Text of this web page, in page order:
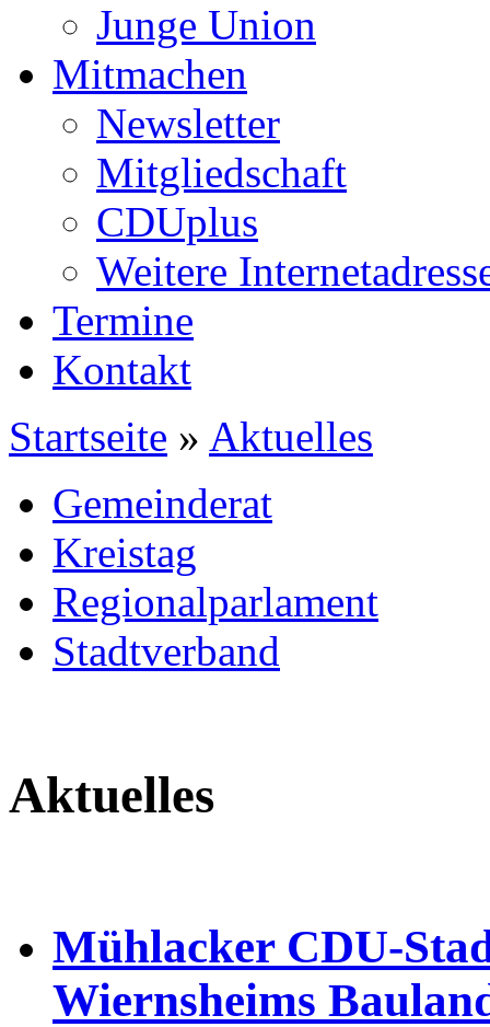
Junge Union
Mitmachen
Newsletter
Mitgliedschaft
CDUplus
Weitere
Termine
Kontakt
Startseite » Aktuelles
Gemeinderat
Kreistag
Regionalparlament
Stadtverband
Aktuelles
Mühlacker CDU-
Wiernsheims